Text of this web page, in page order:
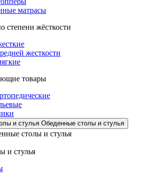
матрасы
степени жёсткости
жесткости
товары
Обеденные столы и стулья
и стулья